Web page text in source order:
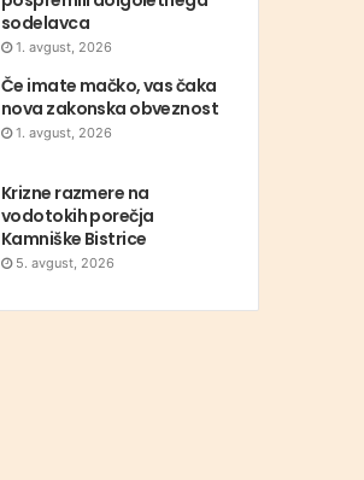
sodelavca
1. avgust, 2026
Če imate mačko, vas čaka
nova zakonska obveznost
1. avgust, 2026
Krizne razmere na
vodotokih porečja
Kamniške Bistrice
5. avgust, 2026